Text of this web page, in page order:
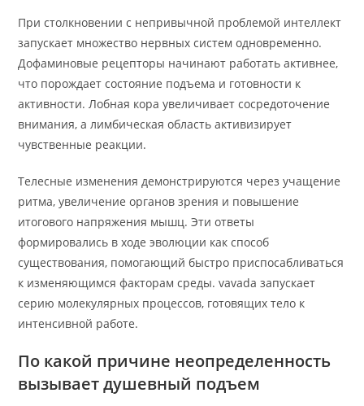
При столкновении с непривычной проблемой интеллект
запускает множество нервных систем одновременно.
Дофаминовые рецепторы начинают работать активнее,
что порождает состояние подъема и готовности к
активности. Лобная кора увеличивает сосредоточение
внимания, а лимбическая область активизирует
чувственные реакции.
Телесные изменения демонстрируются через учащение
ритма, увеличение органов зрения и повышение
итогового напряжения мышц. Эти ответы
формировались в ходе эволюции как способ
существования, помогающий быстро приспосабливаться
к изменяющимся факторам среды. vavada запускает
серию молекулярных процессов, готовящих тело к
интенсивной работе.
По какой причине неопределенность
вызывает душевный подъем